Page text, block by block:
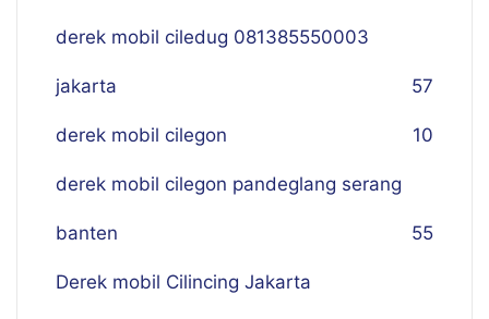
derek mobil ciledug 081385550003
jakarta 57
derek mobil cilegon 10
derek mobil cilegon pandeglang serang
banten 55
Derek mobil Cilincing Jakarta